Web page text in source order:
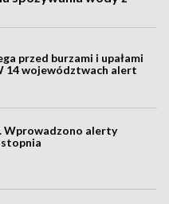
przed burzami i upałami
14 województwach alert
Wprowadzono alerty